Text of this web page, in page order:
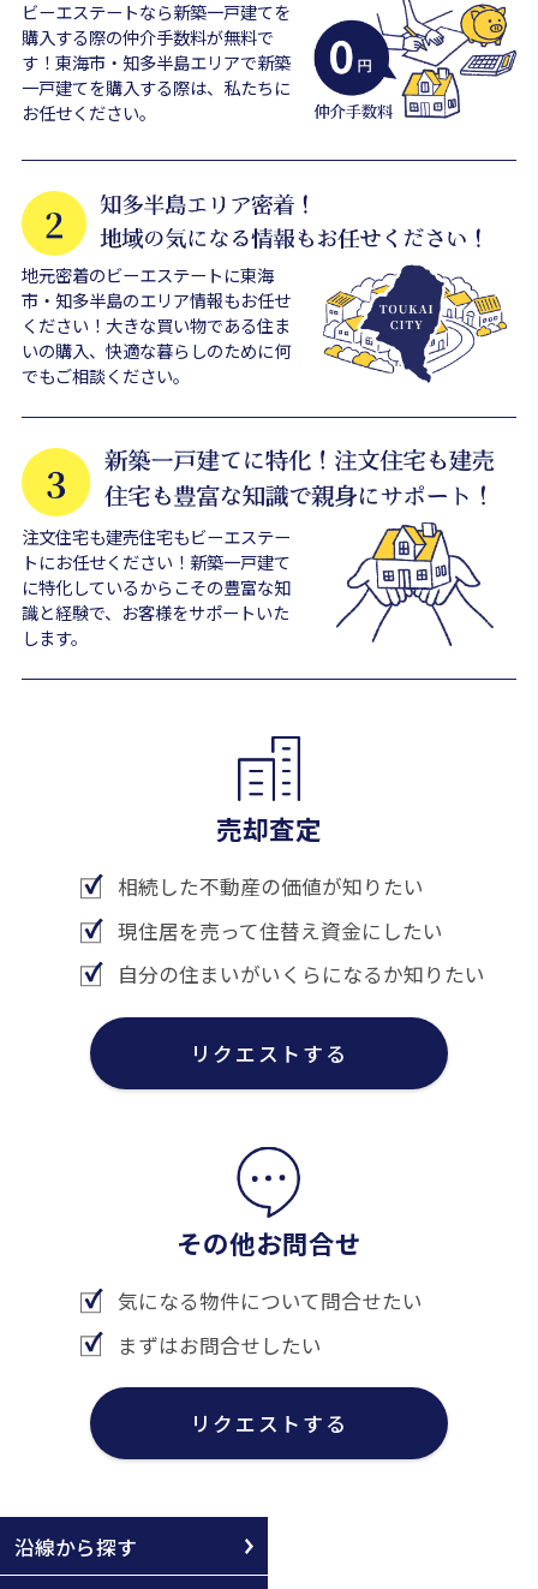
ビーエステートなら新築一戸建てを
購入する際の仲介手数料が無料で
す！東海市・知多半島エリアで新築
一戸建てを購入する際は、私たちに
お任せください。
地元密着のビーエステートに東海
市・知多半島のエリア情報もお任せ
ください！大きな買い物である住ま
いの購入、快適な暮らしのために何
でもご相談ください。
注文住宅も建売住宅もビーエステー
トにお任せください！新築一戸建て
に特化しているからこその豊富な知
識と経験で、お客様をサポートいた
します。
売却査定
相続した不動産の価値が知りたい
現住居を売って住替え資金にしたい
自分の住まいがいくらになるか知りたい
リクエストする
その他お問合せ
気になる物件について問合せたい
まずはお問合せしたい
リクエストする
沿線から探す